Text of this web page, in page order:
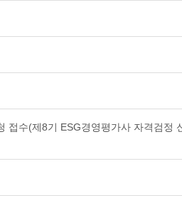
접수(제8기 ESG경영평가사 자격검정